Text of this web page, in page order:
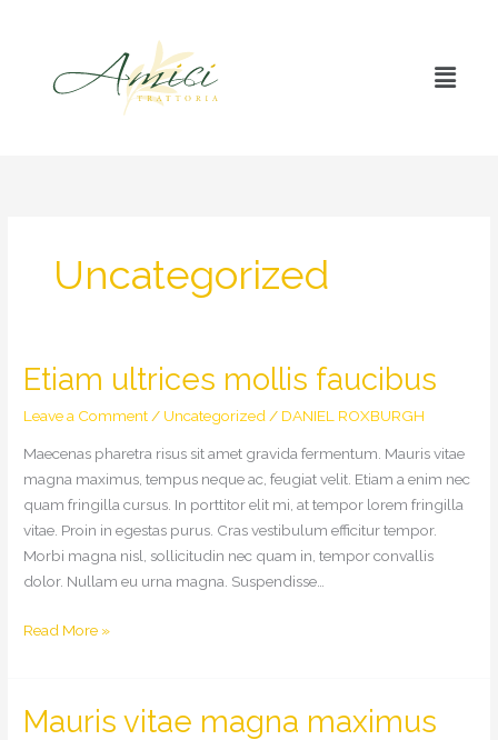
Menu
Uncategorized
Etiam ultrices mollis faucibus
Leave a Comment / Uncategorized / DANIEL ROXBURGH
Maecenas pharetra risus sit amet gravida fermentum. Mauris vitae
magna maximus, tempus neque ac, feugiat velit. Etiam a enim nec
quam fringilla cursus. In porttitor elit mi, at tempor lorem fringilla
vitae. Proin in egestas purus. Cras vestibulum efficitur tempor.
Morbi magna nisl, sollicitudin nec quam in, tempor convallis
dolor. Nullam eu urna magna. Suspendisse…
Etiam
Read More »
Mauris vitae magna maximus